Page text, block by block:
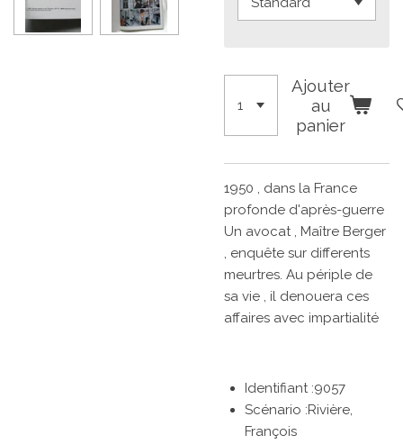
Ajouter
au
panier
1950 , dans la France
profonde d'après-guerre
Un avocat , Maître Berger
, enquête sur differents
meurtres. Au périple de
sa vie , il denouera ces
affaires avec impartialité
Identifiant :9057
Scénario :Rivière,
François